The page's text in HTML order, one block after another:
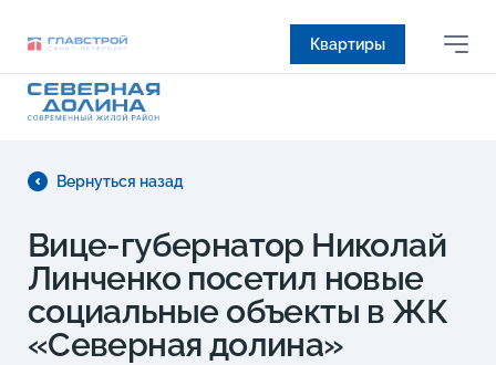
Квартиры
Вернуться назад
Вице-губернатор Николай
Линченко посетил новые
социальные объекты в ЖК
«Северная долина»